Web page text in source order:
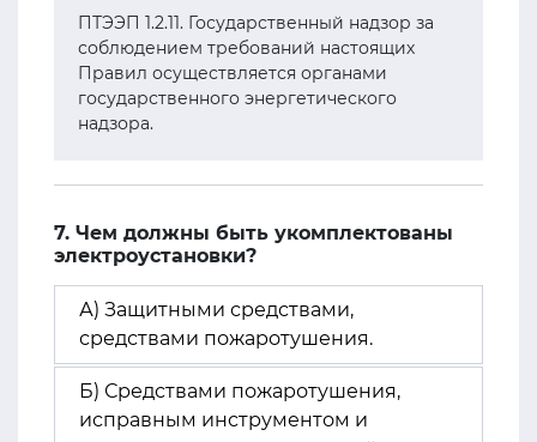
ПТЭЭП 1.2.11. Государственный надзор за
соблюдением требований настоящих
Правил осуществляется органами
государственного энергетического
надзора.
7. Чем должны быть укомплектованы
электроустановки?
А) Защитными средствами,
средствами пожаротушения.
Б) Средствами пожаротушения,
исправным инструментом и